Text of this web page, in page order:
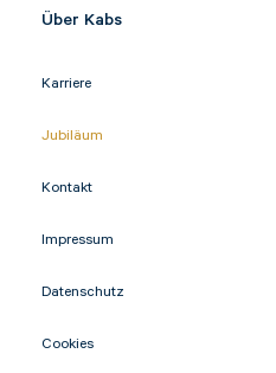
Über Kabs
Karriere
Jubiläum
Kontakt
Impressum
Datenschutz
Cookies